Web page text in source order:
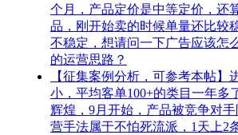
个月，产品定价是中等定价，还
品，刚开始卖的时候单量还比较
不稳定，想请问一下广告应该怎
的运营思路？
【征集案例分析，可参考本帖】
小，平均客单100+的类目一年多
辉煌，9月开始，产品被竞争对
营手法属于不怕死流派，1天上2